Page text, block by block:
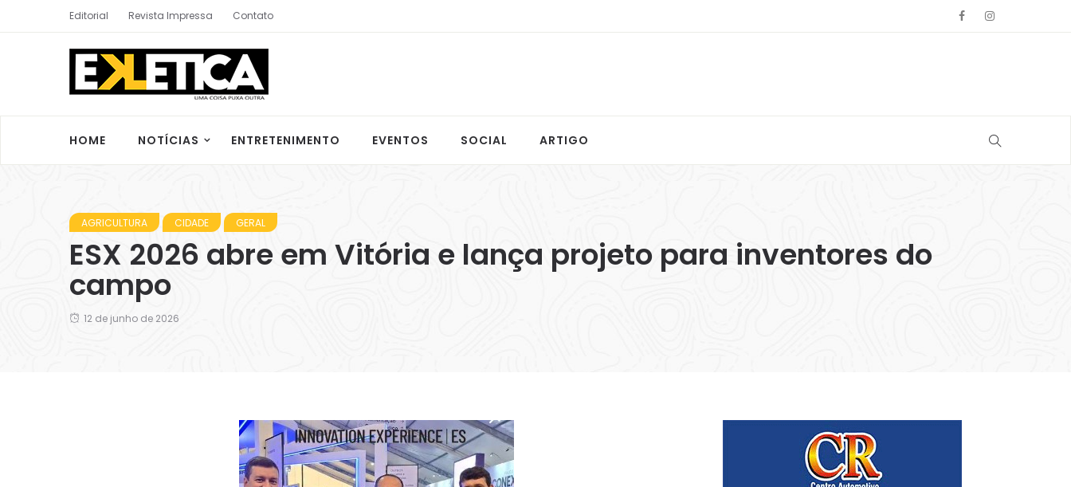
Editorial Revista Impressa Contato
HOME NOTÍCIAS ENTRETENIMENTO EVENTOS SOCIAL ARTIGO
AGRICULTURA CIDADE GERAL
ESX 2026 abre em Vitória e lança projeto para inventores do
campo
12 de junho de 2026